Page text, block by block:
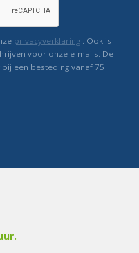
privacyverklaring . Ook is
voor onze e-mails. De
een besteding vanaf 75